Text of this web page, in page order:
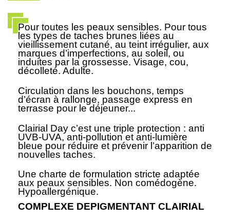
Pour toutes les peaux sensibles. Pour tous
les types de taches brunes liées au
vieillissement cutané, au teint irrégulier, aux
marques d’imperfections, au soleil, ou
induites par la grossesse. Visage, cou,
décolleté. Adulte.
Circulation dans les bouchons, temps
d’écran à rallonge, passage express en
terrasse pour le déjeuner...
Clairial Day c’est une triple protection : anti
UVB-UVA, anti-pollution et anti-lumière
bleue pour réduire et prévenir l’apparition de
nouvelles taches.
Une charte de formulation stricte adaptée
aux peaux sensibles. Non comédogène.
Hypoallergénique.
COMPLEXE DEPIGMENTANT CLAIRIAL